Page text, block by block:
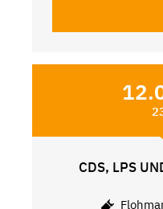
CDS, LPS